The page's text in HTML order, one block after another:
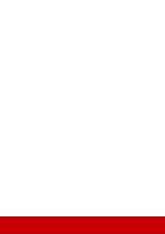
Cumhuriyet Çevre